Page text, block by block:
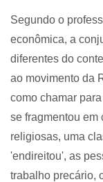
Segundo o
econômica, a
diferentes do
ao movimento da
como chamar
se fragmentou em
religiosas, uma
'endireitou', as
trabalho precário,